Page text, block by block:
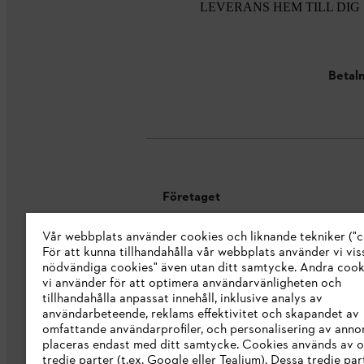
LEVERANS HEM TILL DIG
Företaget
Om oss
STIHL Integrity Line
STIHL varumärkesbutik
Tillgänglighetsredogörelse
Vår webbplats använder cookies och liknande tekniker
För att kunna tillhandahålla vår webbplats använder vi
nödvändiga cookies" även utan ditt samtycke. Andra
vi använder för att optimera användarvänligheten och
tillhandahålla anpassat innehåll, inklusive analys av
användarbeteende, reklams effektivitet och skapandet av
omfattande användarprofiler, och personalisering av
placeras endast med ditt samtycke. Cookies används av